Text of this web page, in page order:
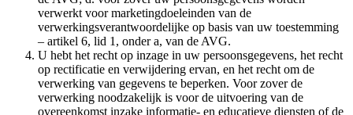
verwerkt voor marketingdoeleinden van de
verwerkingsverantwoordelijke op basis van uw toestemming
– artikel 6, lid 1, onder a, van de AVG.
U hebt het recht op inzage in uw persoonsgegevens, het recht
op rectificatie en verwijdering ervan, en het recht om de
verwerking van gegevens te beperken. Voor zover de
verwerking noodzakelijk is voor de uitvoering van de
overeenkomst inzake informatie- en educatieve diensten of de